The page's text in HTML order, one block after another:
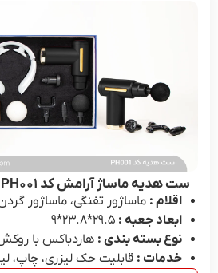
ست هدیه ماساژ آرامش کد PH۰۰۱
اقلام : ماساژور تفنگی، ماساژور
ابعاد جعبه :
نوع بسته بندی : هاردباکس با روکش
خدمات : قابلیت حک لیزری، چاپ،